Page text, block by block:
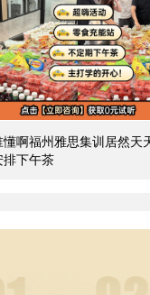
懂啊福州雅思集训居然天
排下午茶